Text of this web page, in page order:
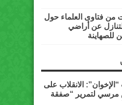
من فتاوى العلماء حول
عن أراضي
للصهاينة
الانقلاب على
مرسي لتمرير “صفقة